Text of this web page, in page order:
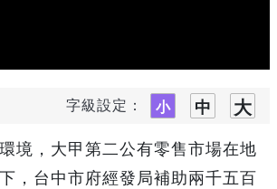
字級設定：
境，大甲第二公有零售市場在地
，台中市府經發局補助兩千五百